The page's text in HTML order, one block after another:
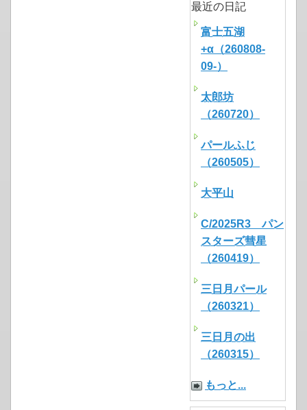
最近の日記
富士五湖
+α（260808-
09-）
太郎坊
（260720）
パールふじ
（260505）
大平山
C/2025R3 パン
スターズ彗星
（260419）
三日月パール
（260321）
三日月の出
（260315）
もっと...